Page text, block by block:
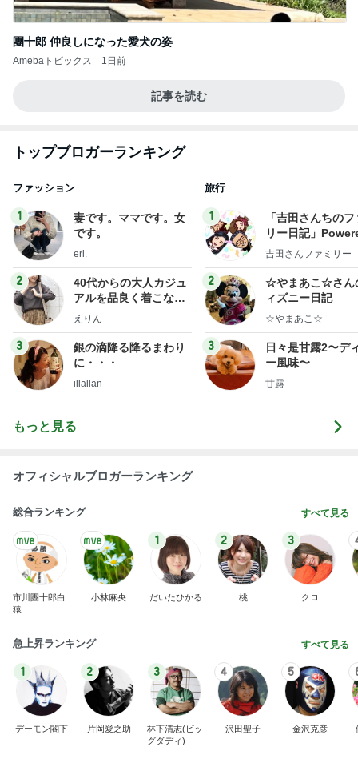
團十郎 仲良しになった愛犬の姿
Amebaトピックス 1日前
記事を読む
トップブロガーランキング
ファッション
1
妻です。ママです。女
です。
eri.
2
40代からの大人カジュ
アルを品良く着こなす
ファッションブログ
えりん
3
銀の滴降る降るまわり
に・・・
illallan
旅行
1
「吉田さんちの
リー日記」
y Ameba 吉田さ
ログ
吉田さんファミリー
2
☆やまあこ☆さん
ィズニー日記
☆やまあこ☆
3
日々是甘露2〜デ
ー風味〜
甘露
もっと見る
オフィシャルブロガーランキング
総合ランキング すべて見る
市川團十郎白
猿
小林麻央
1
だいたひかる
2
桃
3
クロ
急上昇ランキング すべて見る
1
デーモン閣下
2
片岡愛之助
3
林下清志(ビッ
グダディ)
4
沢田聖子
5
金沢克彦